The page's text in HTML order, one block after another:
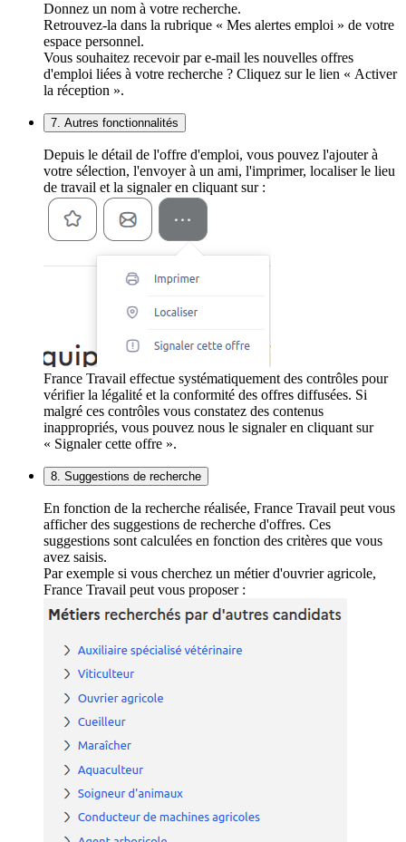
Donnez un nom à votre recherche.
Retrouvez-la dans la rubrique « Mes alertes emploi » de votre
espace personnel.
Vous souhaitez recevoir par e-mail les nouvelles offres
d'emploi liées à votre recherche ? Cliquez sur le lien « Activer
la réception ».
7. Autres fonctionnalités
Depuis le détail de l'offre d'emploi, vous pouvez l'ajouter à
votre sélection, l'envoyer à un ami, l'imprimer, localiser le lieu
de travail et la signaler en cliquant sur :
France Travail effectue systématiquement des contrôles pour
vérifier la légalité et la conformité des offres diffusées. Si
malgré ces contrôles vous constatez des contenus
inappropriés, vous pouvez nous le signaler en cliquant sur
« Signaler cette offre ».
8. Suggestions de recherche
En fonction de la recherche réalisée, France Travail peut vous
afficher des suggestions de recherche d'offres. Ces
suggestions sont calculées en fonction des critères que vous
avez saisis.
Par exemple si vous cherchez un métier d'ouvrier agricole,
France Travail peut vous proposer :